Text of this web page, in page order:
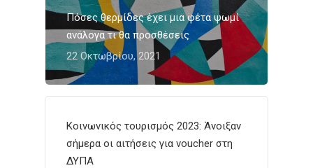
Πόσες θερμίδες έχει μια φέτα ψωμί
ανάλογα τι θα προσθέσεις
22 Οκτωβρίου, 2021
Κοινωνικός τουρισμός 2023: Άνοιξαν
σήμερα οι αιτήσεις για voucher στη
ΔΥΠΑ